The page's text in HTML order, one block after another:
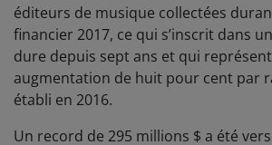
éditeurs de musique collectées
financier 2017, ce qui s’inscrit dans
dure depuis sept ans et qui
augmentation de huit pour cent par
établi en 2016.
Un record de 295 millions $ a été